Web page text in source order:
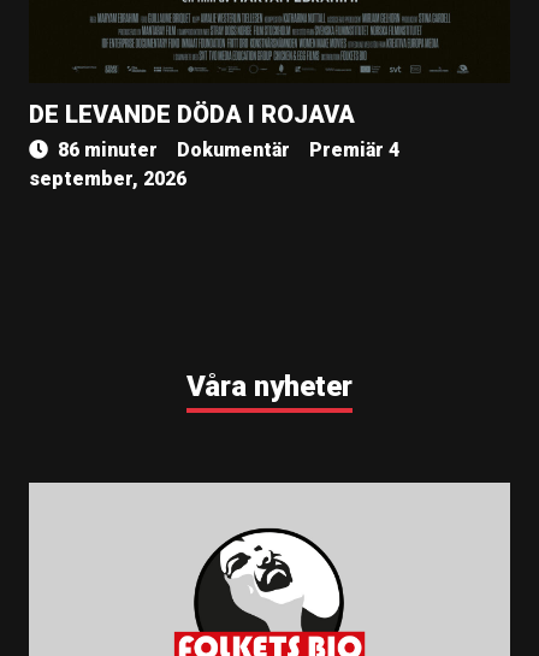
DE LEVANDE DÖDA I ROJAVA
86 minuter Dokumentär
Premiär 4
september, 2026
Våra nyheter